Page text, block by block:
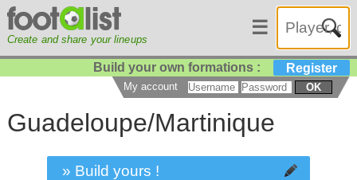
Create and share your lineups
☰
Build your own formations : Register
My account OK
Guadeloupe/Martinique
» Build yours !